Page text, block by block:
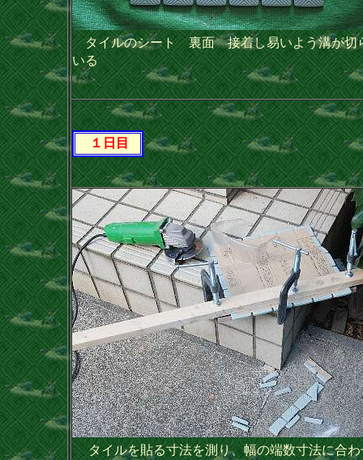
タイルのシート 裏面 接着し易いよう溝が切
いる
１日目
タイルを貼る寸法を測り、幅の端数寸法に合わ